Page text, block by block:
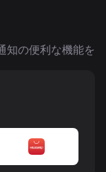
知の便利な機能を